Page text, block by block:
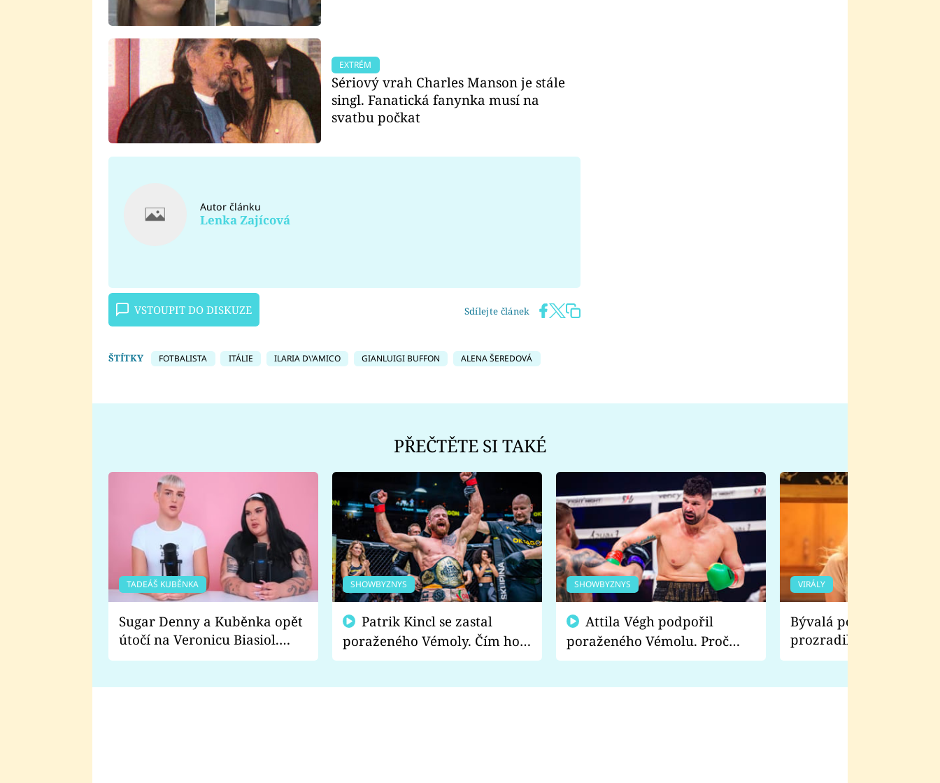
EXTRÉM
Sériový vrah Charles Manson je stále
singl. Fanatická fanynka musí na
svatbu počkat
Autor článku
Lenka Zajícová
VSTOUPIT DO DISKUZE Sdílejte článek
ŠTÍTKY FOTBALISTA ITÁLIE ILARIA D\'AMICO GIANLUIGI BUFFON ALENA ŠEREDOVÁ
PŘEČTĚTE SI TAKÉ
TADEÁŠ KUBĚNKA
Sugar Denny a Kuběnka opět
útočí na Veronicu Biasiol.
Proč je podle nich falešná a
SHOWBYZNYS
poraženého Vémoly. Čím ho
fanoušci naštvali?
SHOWBYZNYS
poraženého Vémolu. Proč
chce raději zápasit s ním než
VIRÁLY
Bývalá pornoherečka
prozradila, co ji
natáčení Euforie.